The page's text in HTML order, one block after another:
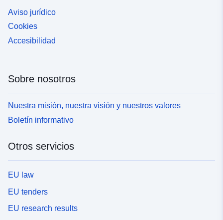
Aviso jurídico
Cookies
Accesibilidad
Sobre nosotros
Nuestra misión, nuestra visión y nuestros valores
Boletín informativo
Otros servicios
EU law
EU tenders
EU research results